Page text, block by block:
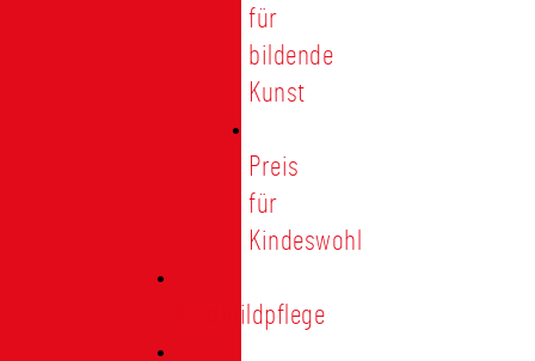
für
bildende
Kunst
Preis
für
Kindeswohl
Stadtbildpflege